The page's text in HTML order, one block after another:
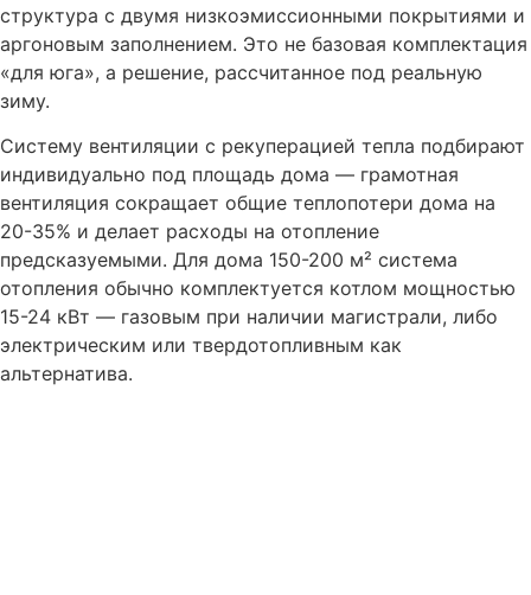
структура с двумя низкоэмиссионными покрытиями и
аргоновым заполнением. Это не базовая комплектация
«для юга», а решение, рассчитанное под реальную
зиму.
Систему вентиляции с рекуперацией тепла подбирают
индивидуально под площадь дома — грамотная
вентиляция сокращает общие теплопотери дома на
20-35% и делает расходы на отопление
предсказуемыми. Для дома 150-200 м² система
отопления обычно комплектуется котлом мощностью
15-24 кВт — газовым при наличии магистрали, либо
электрическим или твердотопливным как
альтернатива.